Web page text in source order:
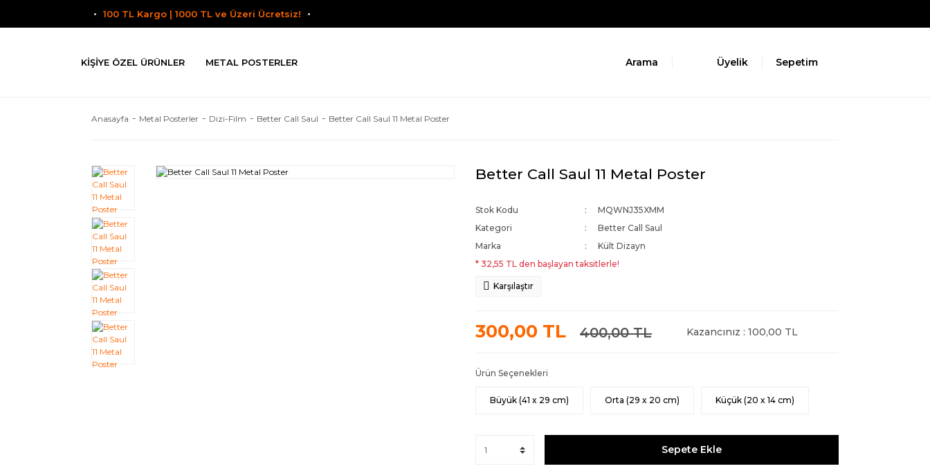
100 TL Kargo | 1000 TL ve Üzeri Ücretsiz!
KIŞIYE ÖZEL ÜRÜNLER METAL POSTERLER Arama Üyelik Sepetim
Anasayfa Metal Posterler Dizi-Film Better Call Saul Better Call Saul 11 Metal Poster
Better Call Saul 11 Metal Poster
Stok Kodu
MQWNJ35XMM
Kategori
Better Call Saul
Marka
Kült Dizayn
* 32,55 TL den başlayan taksitlerle!
Karşılaştır
300,00 TL 400,00 TL Kazancınız : 100,00 TL
Ürün Seçenekleri
Büyük (41 x 29 cm) Orta (29 x 20 cm) Küçük (20 x 14 cm)
Sepete Ekle